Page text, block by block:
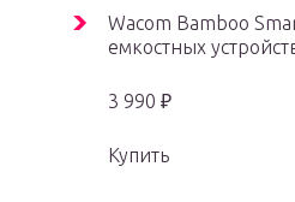
Wacom Bamboo
емкостных
3 990 ₽
Купить